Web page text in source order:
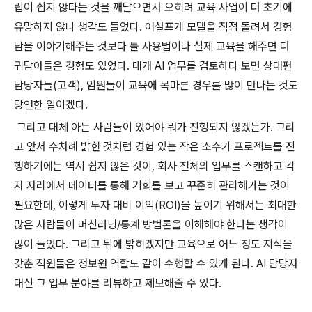
립이 쉽지 않다는 것을 깨달으면서 오히려 교육 사업이 더 초기에
유망하지 않나 생각도 들었다. 어설프게 모델을 직접 돌려서 경험
담을 이야기해주는 것보다 툴 사용법이나 실제 교육을 해주면 더
귀담아들은 경험도 있었다. 대개 AI 업무를 검토하다 보면 상대편
담당자들(고객), 임원들이 교육에 목마른 경우를 많이 만나는 것도
당연한 일이겠다.
그리고 대체 아는 사람들이 있어야 뭐가 진행되지 않겠는가. 그리
고 앞서 수차례 밝힌 것처럼 경험 있는 작은 소수가 프로젝트를 진
행하기에는 역시 쉽지 않은 것이, 회사 전체의 업무를 스캔하고 각
자 자리에서 데이터를 통해 기회를 보고 꾸준히 관리해가는 것이
필요한데, 이렇게 투자 대비 이익(ROI)을 높이기 위해서는 최대한
많은 사람들이 머신러닝/통계 방법론을 이해해야 한다는 생각이
많이 들었다. 그리고 뒤에 밝히겠지만 교육으로 어느 정도 지식을
갖춘 직원들은 정보원 역할도 같이 수행할 수 있게 된다. AI 담당자
대신 그 업무 분야를 리뷰하고 제보해줄 수 있다.